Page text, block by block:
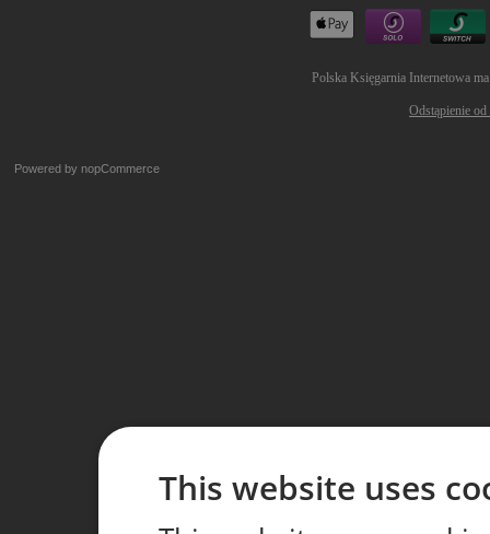
Polska Księgarnia Internetowa
Odstąpienie
Powered by nopCommerce
This website uses